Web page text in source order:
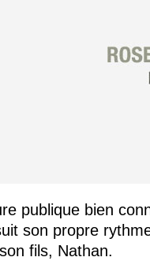
publique bien
son propre
fils, Nathan.